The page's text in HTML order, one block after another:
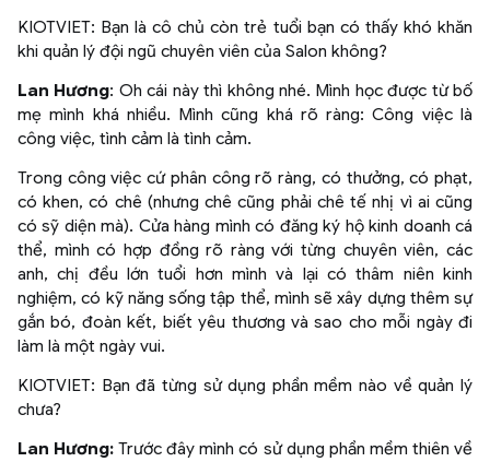
KIOTVIET: Bạn là cô chủ còn trẻ tuổi bạn có thấy khó khăn
khi quản lý đội ngũ chuyên viên của Salon không?
Lan Hương: Oh cái này thì không nhé. Mình học được từ bố
mẹ mình khá nhiều. Mình cũng khá rõ ràng: Công việc là
công việc, tình cảm là tình cảm.
Trong công việc cứ phân công rõ ràng, có thưởng, có phạt,
có khen, có chê (nhưng chê cũng phải chê tế nhị vì ai cũng
có sỹ diện mà). Cửa hàng mình có đăng ký hộ kinh doanh cá
thể, mình có hợp đồng rõ ràng với từng chuyên viên, các
anh, chị đều lớn tuổi hơn mình và lại có thâm niên kinh
nghiệm, có kỹ năng sống tập thể, mình sẽ xây dựng thêm sự
gắn bó, đoàn kết, biết yêu thương và sao cho mỗi ngày đi
làm là một ngày vui.
KIOTVIET: Bạn đã từng sử dụng phần mềm nào về quản lý
chưa?
Lan Hương:Trước đây mình có sử dụng phần mềm thiên về